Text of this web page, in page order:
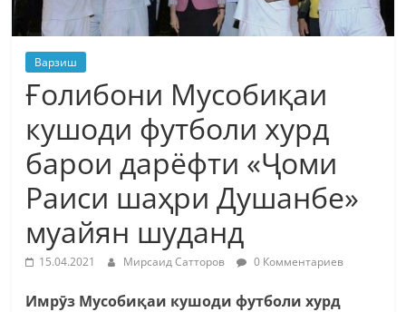
Варзиш
Ғолибони Мусобиқаи
кушоди футболи хурд
барои дарёфти «Ҷоми
Раиси шаҳри Душанбе»
муайян шуданд
15.04.2021 Мирсаид Сатторов 0 Комментариев
Имрӯз Мусобиқаи кушоди футболи хурд